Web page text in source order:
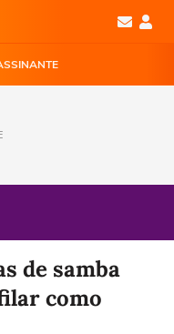
de samba
como